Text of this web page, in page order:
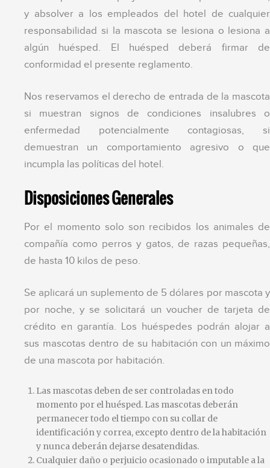
y absolver a los empleados del hotel de cualquier
responsabilidad si la mascota se lesiona o lesiona a
algún huésped. El huésped deberá firmar de
conformidad el presente reglamento.
Nos reservamos el derecho de entrada de la mascota
si muestran signos de condiciones insalubres o
enfermedad potencialmente contagiosas, si
demuestran un comportamiento agresivo o que
incumpla las políticas del hotel.
Disposiciones Generales
Por el momento solo son recibidos los animales de
compañía como perros y gatos, de razas pequeñas,
de hasta 10 kilos de peso.
Se aplicará un suplemento de 5 dólares por mascota y
por noche, y se solicitará un voucher de tarjeta de
crédito en garantía. Los huéspedes podrán alojar a
sus mascotas dentro de su habitación con un máximo
de una mascota por habitación.
Las mascotas deben de ser controladas en todo
momento por el huésped. Las mascotas deberán
permanecer todo el tiempo con su collar de
identificación y correa, excepto dentro de la habitación
y nunca deberán dejarse desatendidas.
Cualquier daño o perjuicio ocasionado o imputable a la